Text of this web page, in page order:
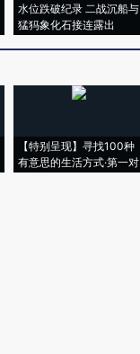
水位跌破纪录 二战沉船与
猛犸象化石接连露出
【特别呈现】寻找100种
有意思的生活方式·第一对